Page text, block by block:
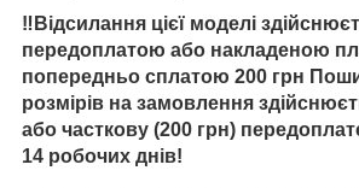
‼️Відсилання цієї моделі
передоплатою або накладеною
попередньо сплатою 200 грн
розмірів на замовлення
або часткову (200 грн)
14 робочих днів!️